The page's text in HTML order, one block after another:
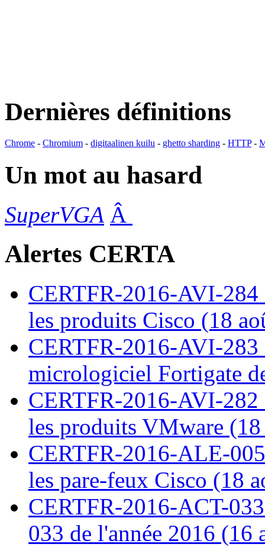
Dernières définitions
Chrome - Chromium - digitaalinen kuilu - ghetto sharding - HTTP-
Un mot au hasard
SuperVGA Â
Alertes CERTA
CERTFR-2016-AVI-
les produits Cisco (18
CERTFR-2016-AVI-
micrologiciel Fortigate
CERTFR-2016-AVI-
les produits VMware
CERTFR-2016-ALE-
les pare-feux Cisco (18
CERTFR-2016-ACT-
033 de l'année 2016 (16